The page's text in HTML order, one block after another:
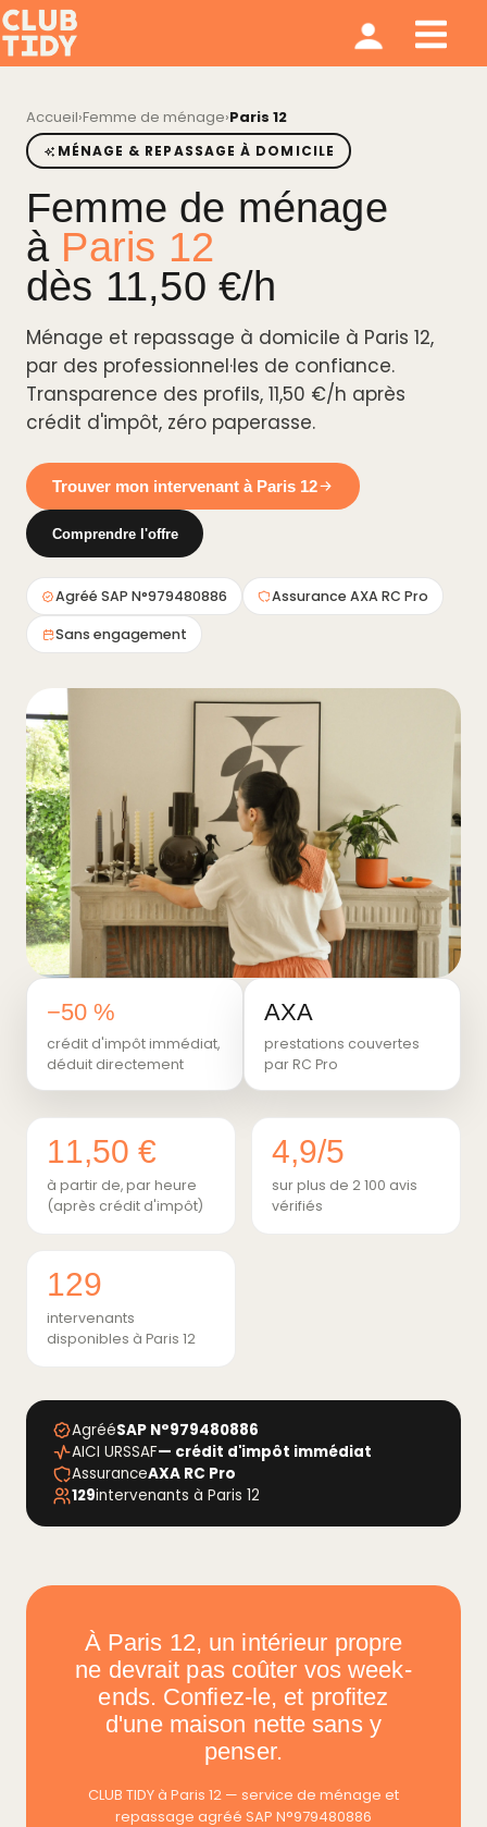
Accueil›Femme de ménage›Paris 12
MÉNAGE & REPASSAGE À DOMICILE
Femme de ménage
à Paris 12
dès 11,50 €/h
Ménage et repassage à domicile à Paris 12,
par des professionnel·les de confiance.
Transparence des profils, 11,50 €/h après
crédit d'impôt, zéro paperasse.
Trouver mon intervenant à Paris 12
Comprendre l'offre
Agréé SAP N°979480886 Assurance AXA RC Pro
Sans engagement
−50 %
crédit d'impôt immédiat,
déduit directement
AXA
prestations couvertes
par RC Pro
11,50 €
à partir de, par heure
(après crédit d'impôt)
4,9/5
sur plus de 2 100 avis
vérifiés
129
intervenants
disponibles à Paris 12
AgrééSAP N°979480886
AICI URSSAF— crédit d'impôt immédiat
AssuranceAXA RC Pro
129intervenants à Paris 12
À Paris 12, un intérieur propre
ne devrait pas coûter vos week-
ends. Confiez-le, et profitez
d'une maison nette sans y
penser.
CLUB TIDY à Paris 12 — service de ménage et
repassage agréé SAP N°979480886